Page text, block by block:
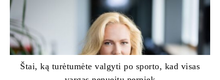
Štai, ką turėtumėte valgyti po sporto, kad visas